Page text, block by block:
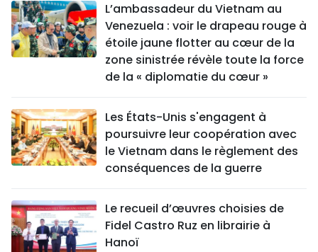
L’ambassadeur du Vietnam au
Venezuela : voir le drapeau rouge à
étoile jaune flotter au cœur de la
zone sinistrée révèle toute la force
de la « diplomatie du cœur »
Les États-Unis s'engagent à
poursuivre leur coopération avec
le Vietnam dans le règlement des
conséquences de la guerre
Le recueil d’œuvres choisies de
Fidel Castro Ruz en librairie à
Hanoï